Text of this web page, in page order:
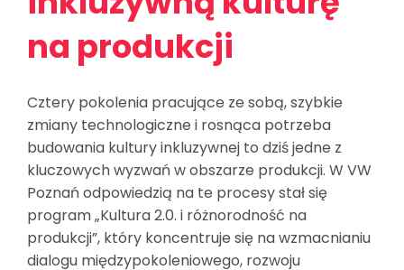
na produkcji
Cztery pokolenia pracujące ze sobą, szybkie
zmiany technologiczne i rosnąca potrzeba
budowania kultury inkluzywnej to dziś jedne z
kluczowych wyzwań w obszarze produkcji. W VW
Poznań odpowiedzią na te procesy stał się
program „Kultura 2.0. i różnorodność na
produkcji”, który koncentruje się na wzmacnianiu
dialogu międzypokoleniowego, rozwoju